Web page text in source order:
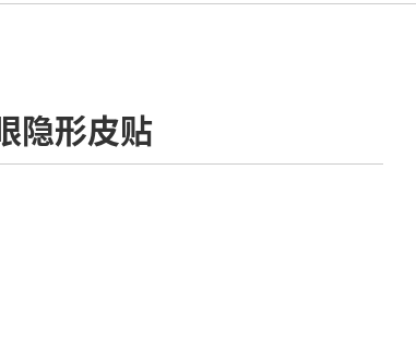
隐形皮贴